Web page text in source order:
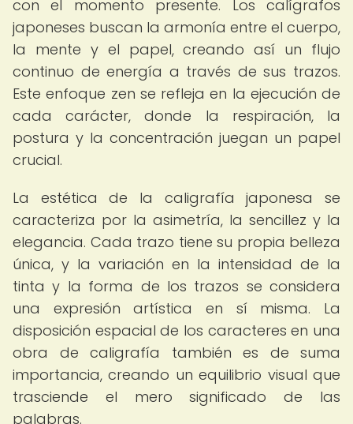
con el momento presente. Los calígrafos
japoneses buscan la armonía entre el cuerpo,
la mente y el papel, creando así un flujo
continuo de energía a través de sus trazos.
Este enfoque zen se refleja en la ejecución de
cada carácter, donde la respiración, la
postura y la concentración juegan un papel
crucial.
La estética de la caligrafía japonesa se
caracteriza por la asimetría, la sencillez y la
elegancia. Cada trazo tiene su propia belleza
única, y la variación en la intensidad de la
tinta y la forma de los trazos se considera
una expresión artística en sí misma. La
disposición espacial de los caracteres en una
obra de caligrafía también es de suma
importancia, creando un equilibrio visual que
trasciende el mero significado de las
palabras.